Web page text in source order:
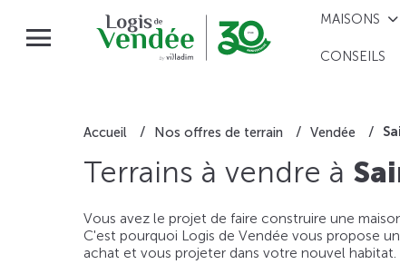
MAISONS
CONSEILS
Accueil Nos offres de terrain Vendée
Terrains à vendre à
Vous avez le projet de faire construire une
C'est pourquoi Logis de Vendée vous propose
achat et vous projeter dans votre nouvel habitat.